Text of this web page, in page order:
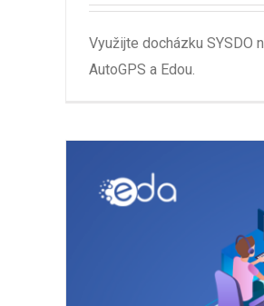
Využijte docházku SYSDO
AutoGPS a Edou.